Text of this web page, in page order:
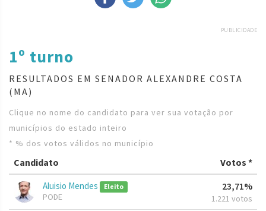
PUBLICIDADE
1º turno
RESULTADOS EM SENADOR ALEXANDRE COSTA
(MA)
Clique no nome do candidato para ver sua votação por
municípios do estado inteiro
* % dos votos válidos no município
Candidato Votos *
Aluisio Mendes Eleito
PODE
23,71%
1.221 votos